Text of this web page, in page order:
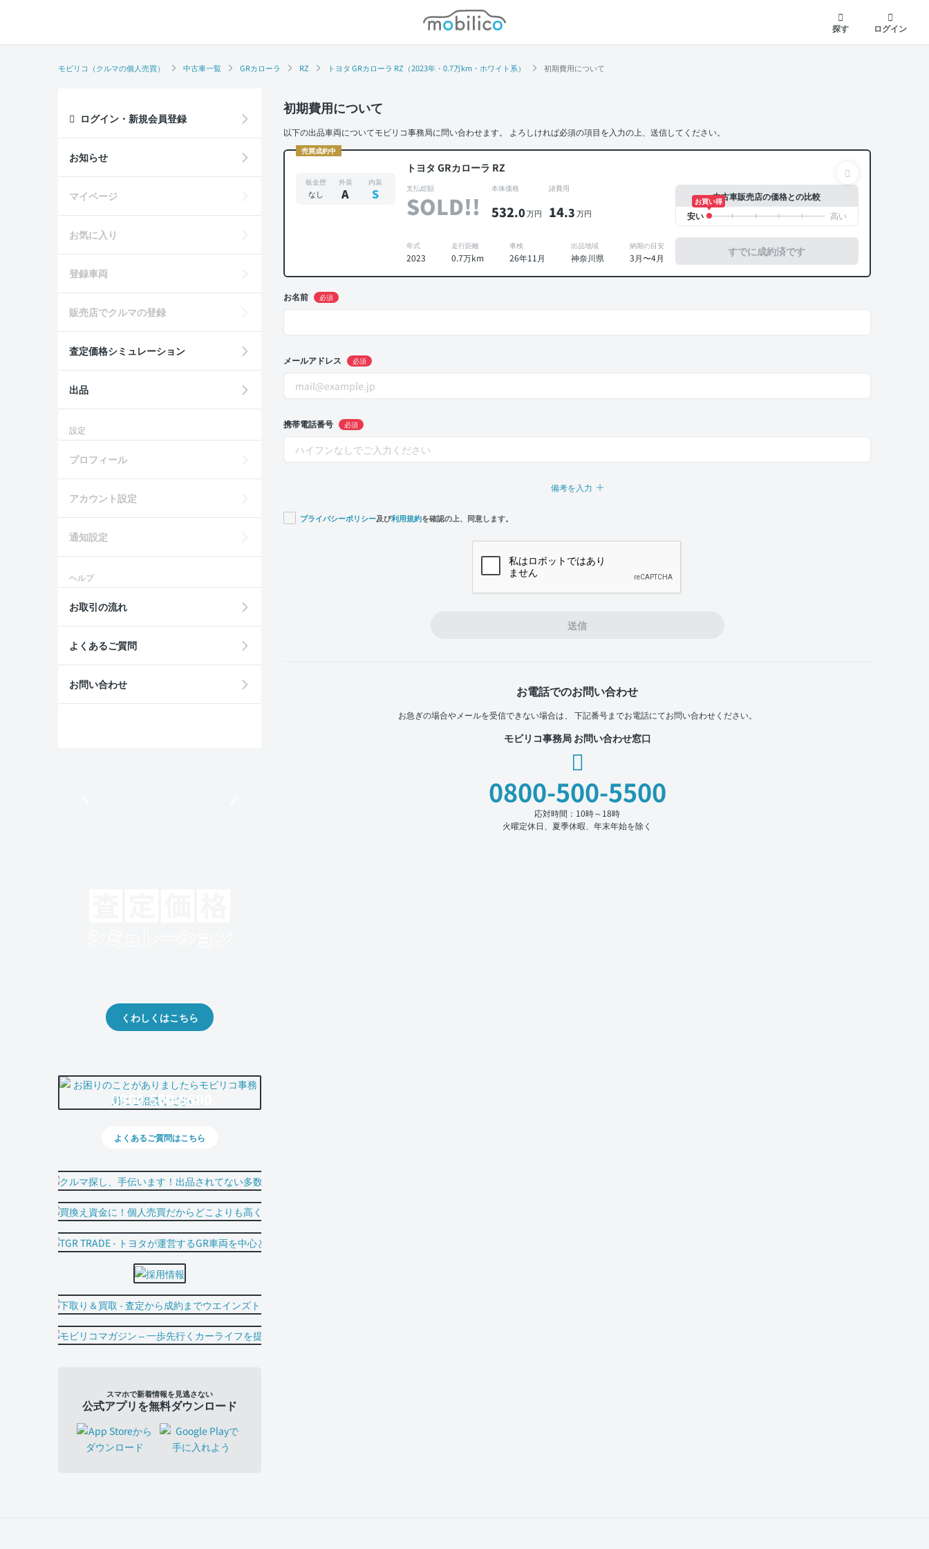
モビリコ
探す
ログイン
モビリコ（クルマの個人売買） 中古車一覧 GRカローラ RZ トヨタ GRカローラ RZ（2023年・0.7万km・ホワイト系） 初期費用について
初期費用について
以下の出品車両についてモビリコ事務局に問い合わせます。 よろしければ必須の項目を入力の上、送信してください。
売買成約中
トヨタ GRカローラ RZ
板金歴
なし
外装
A
内装
S 支払総額
SOLD!!
本体価格
532.0万円
諸費用
14.3万円
年式
2023
走行距離
0.7万km
車検
26年11月
出品地域
神奈川県
納期の目安
3月〜4月
中古車販売店の価格との比較
お買い得
すでに成約済です
お名前 必須
メールアドレス 必須
携帯電話番号 必須
備考を入力
プライバシーポリシー及び利用規約を確認の上、同意します。
送信
お電話でのお問い合わせ
お急ぎの場合やメールを受信できない場合は、 下記番号までお電話にてお問い合わせください。
モビリコ事務局 お問い合わせ窓口
0800-500-5500
応対時間：10時～18時
火曜定休日、夏季休暇、年末年始を除く
ログイン・新規会員登録
お知らせ
マイページ
お気に入り
登録車両
販売店でクルマの登録
査定価格シミュレーション
出品
設定
プロフィール
アカウント設定
通知設定
ヘルプ
お取引の流れ
よくあるご質問
お問い合わせ
くわしくはこちら
0800-500-5500
よくあるご質問はこちら
スマホで新着情報を見逃さない
公式アプリを無料ダウンロード